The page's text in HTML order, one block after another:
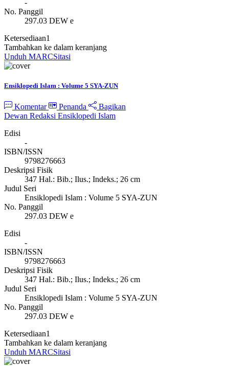
-
No. Panggil
297.03 DEW e
Ketersediaan1
Tambahkan ke dalam keranjang
Unduh MARCSitasi
Ensiklopedi Islam : Volume 5 SYA-ZUN
Komentar Penanda
Bagikan
Dewan Redaksi Ensiklopedi Islam
Edisi
-
ISBN/ISSN
9798276663
Deskripsi Fisik
347 Hal.: Bib.; Ilus.; Indeks.; 26 cm
Judul Seri
Ensiklopedi Islam : Volume 5 SYA-ZUN
No. Panggil
297.03 DEW e
Edisi
-
ISBN/ISSN
9798276663
Deskripsi Fisik
347 Hal.: Bib.; Ilus.; Indeks.; 26 cm
Judul Seri
Ensiklopedi Islam : Volume 5 SYA-ZUN
No. Panggil
297.03 DEW e
Ketersediaan1
Tambahkan ke dalam keranjang
Unduh MARCSitasi